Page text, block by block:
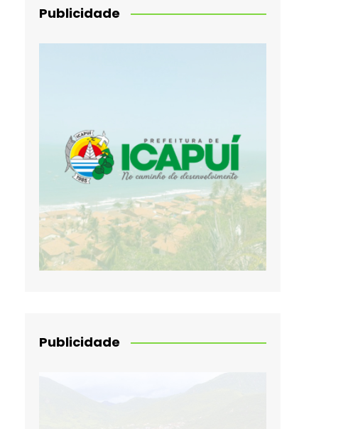
Publicidade
Publicidade